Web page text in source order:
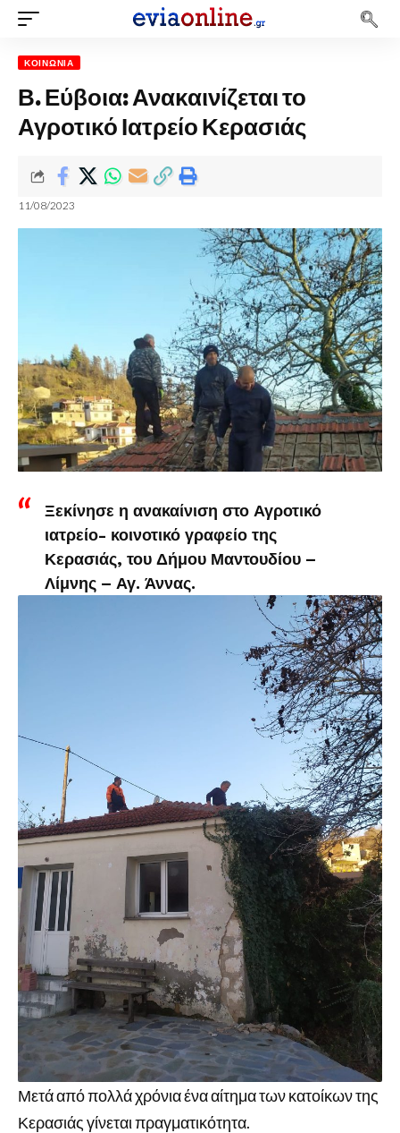
ΚΟΙΝΩΝΊΑ
Β. Εύβοια: Ανακαινίζεται το
Αγροτικό Ιατρείο Κερασιάς
11/08/2023
Ξεκίνησε η ανακαίνιση στο Αγροτικό
ιατρείο- κοινοτικό γραφείο της
Κερασιάς, του Δήμου Μαντουδίου –
Λίμνης – Αγ. Άννας.
Μετά από πολλά χρόνια ένα αίτημα των κατοίκων της
Κερασιάς γίνεται πραγματικότητα.